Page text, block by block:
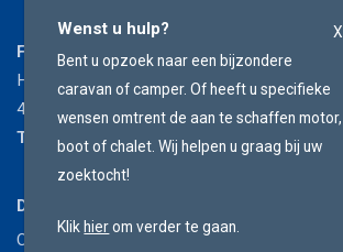
Finanplaza
Hoevestein 12
4903 SC
Oosterhout
T
076 596 1133
DreamConcepten
CaravanDreams
X
Wenst u hulp?
Bent u opzoek naar een bijzondere
caravan of camper. Of heeft u specifieke
wensen omtrent de aan te schaffen motor,
boot of chalet. Wij helpen u graag bij uw
zoektocht!
Klik hierom verder te gaan.